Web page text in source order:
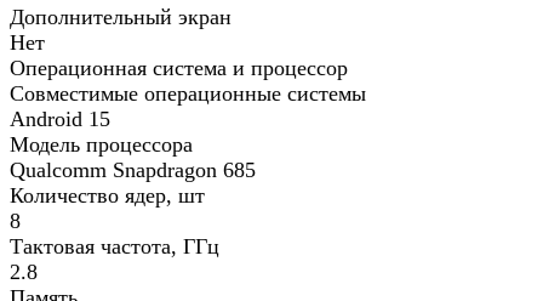
Дополнительный экран
Нет
Операционная система и процессор
Совместимые операционные системы
Android 15
Модель процессора
Qualcomm Snapdragon 685
Количество ядер, шт
8
Тактовая частота, ГГц
2.8